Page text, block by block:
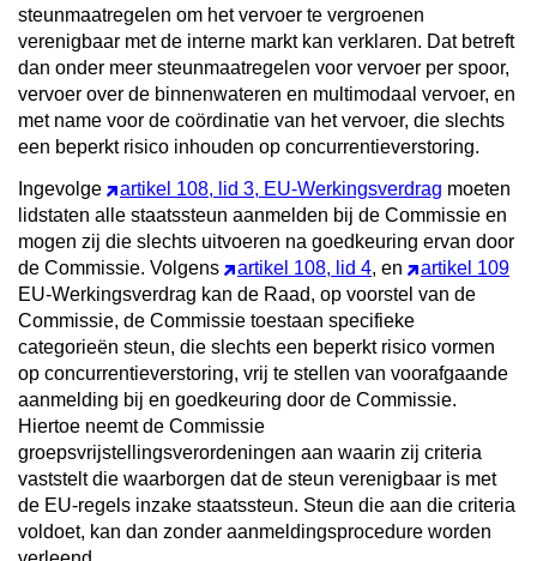
steunmaatregelen om het vervoer te vergroenen
verenigbaar met de interne markt kan verklaren. Dat betreft
dan onder meer steunmaatregelen voor vervoer per spoor,
vervoer over de binnenwateren en multimodaal vervoer, en
met name voor de coördinatie van het vervoer, die slechts
een beperkt risico inhouden op concurrentieverstoring.
Ingevolge artikel 108, lid 3, EU-Werkingsverdrag moeten
lidstaten alle staatssteun aanmelden bij de Commissie en
mogen zij die slechts uitvoeren na goedkeuring ervan door
de Commissie. Volgens
artikel 108, lid 4, en
artikel 109
EU-Werkingsverdrag kan de Raad, op voorstel van de
Commissie, de Commissie toestaan specifieke
categorieën steun, die slechts een beperkt risico vormen
op concurrentieverstoring, vrij te stellen van voorafgaande
aanmelding bij en goedkeuring door de Commissie.
Hiertoe neemt de Commissie
groepsvrijstellingsverordeningen aan waarin zij criteria
vaststelt die waarborgen dat de steun verenigbaar is met
de EU-regels inzake staatssteun. Steun die aan die criteria
voldoet, kan dan zonder aanmeldingsprocedure worden